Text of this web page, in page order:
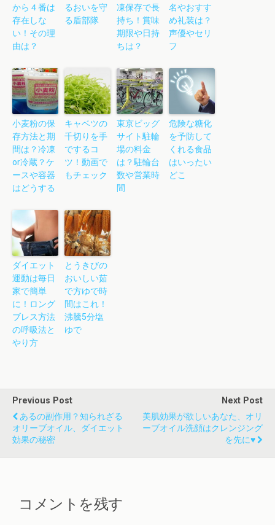
から４番は
存在しな
い！その理
由は？
るおいを守
る盾部隊
凍保存で長
持ち！賞味
期限や日持
ちは？
名やおすす
め礼装は？
声優やセリ
フ
小麦粉の保
存方法と期
間は？冷凍
or冷蔵？ケ
ースや容器
はどうする
キャベツの
千切りを手
でするコ
ツ！動画で
もチェック
東京ビッグ
サイト駐輪
場の料金
は？駐輪台
数や営業時
間
危険な糖化
を予防して
くれる食品
はいったい
どこ
ダイエット
運動は毎日
家で簡単
に！ロング
ブレス方法
の呼吸法と
やり方
とうきびの
おいしい茹
で方ゆで時
間はこれ！
沸騰5分塩
ゆで
Previous Post
あるの副作用？知られざる
オリーブオイル、ダイエット
効果の秘密
Next Post
美肌効果が欲しいあなた、オリ
ーブオイル洗顔はクレンジング
を先に♥
コメントを残す